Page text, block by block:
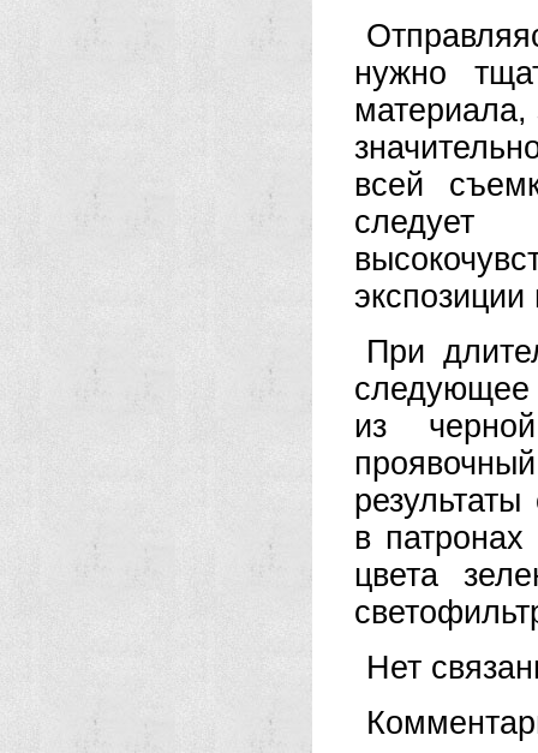
нужно
материала,
всей
При
следующее
из
в
цвета
Нет